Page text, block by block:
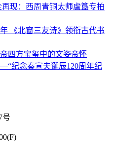
再现：西周青铜太师虘簋专拍
《北窗三友诗》领衔古代书
四方宝玺中的文姿帝怀
纪念秦宣夫诞辰120周年纪
号